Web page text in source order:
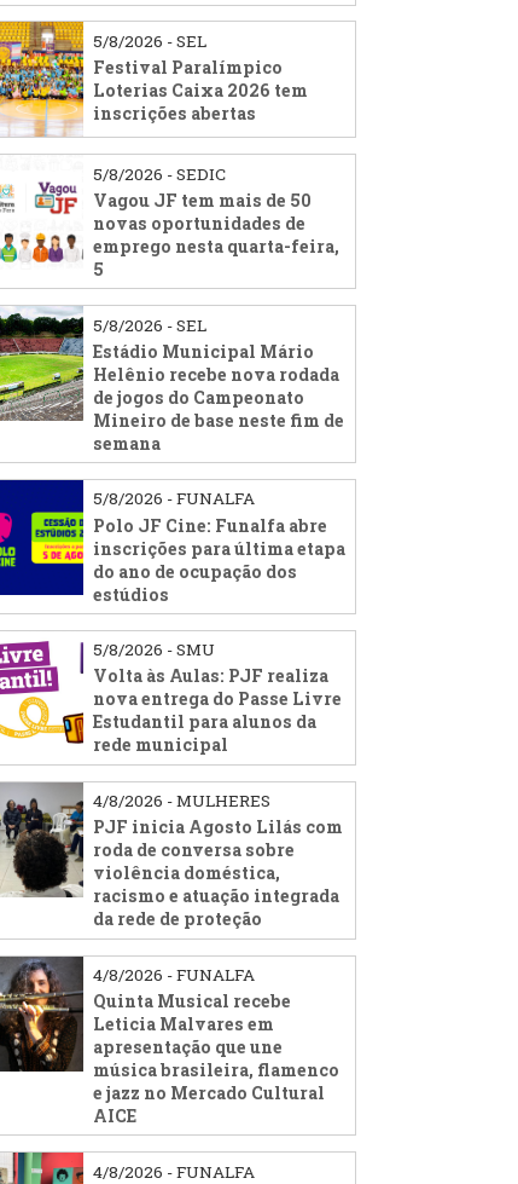
5/8/2026 - SEL
Festival Paralímpico
Loterias Caixa 2026 tem
inscrições abertas
5/8/2026 - SEDIC
Vagou JF tem mais de 50
novas oportunidades de
emprego nesta quarta-feira,
5
5/8/2026 - SEL
Estádio Municipal Mário
Helênio recebe nova rodada
de jogos do Campeonato
Mineiro de base neste fim de
semana
5/8/2026 - FUNALFA
Polo JF Cine: Funalfa abre
inscrições para última etapa
do ano de ocupação dos
estúdios
5/8/2026 - SMU
Volta às Aulas: PJF realiza
nova entrega do Passe Livre
Estudantil para alunos da
rede municipal
4/8/2026 - MULHERES
PJF inicia Agosto Lilás com
roda de conversa sobre
violência doméstica,
racismo e atuação integrada
da rede de proteção
4/8/2026 - FUNALFA
Quinta Musical recebe
Leticia Malvares em
apresentação que une
música brasileira, flamenco
e jazz no Mercado Cultural
AICE
4/8/2026 - FUNALFA